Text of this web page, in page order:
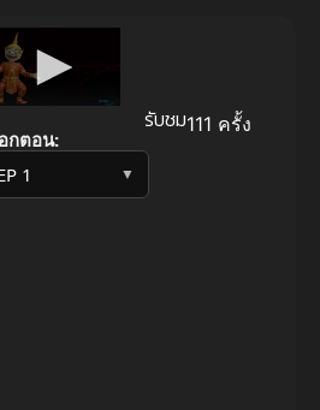
กตอน:
▼
รับชม111 ครั้ง